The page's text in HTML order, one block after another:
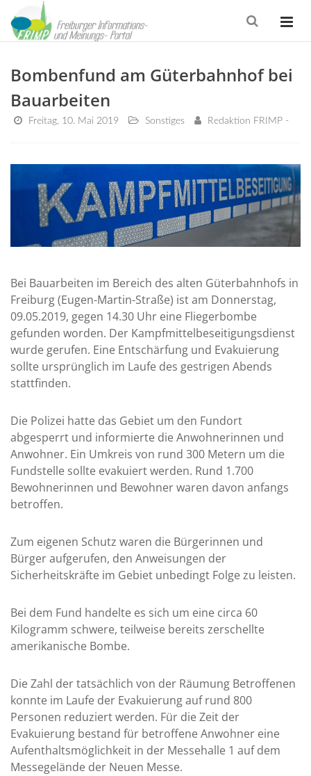
Bombenfund am Güterbahnhof bei
Bauarbeiten
Freitag, 10. Mai 2019 Sonstiges Redaktion FRIMP -
Bei Bauarbeiten im Bereich des alten Güterbahnhofs in
Freiburg (Eugen-Martin-Straße) ist am Donnerstag,
09.05.2019, gegen 14.30 Uhr eine Fliegerbombe
gefunden worden. Der Kampfmittelbeseitigungsdienst
wurde gerufen. Eine Entschärfung und Evakuierung
sollte ursprünglich im Laufe des gestrigen Abends
stattfinden.
Die Polizei hatte das Gebiet um den Fundort
abgesperrt und informierte die Anwohnerinnen und
Anwohner. Ein Umkreis von rund 300 Metern um die
Fundstelle sollte evakuiert werden. Rund 1.700
Bewohnerinnen und Bewohner waren davon anfangs
betroffen.
Zum eigenen Schutz waren die Bürgerinnen und
Bürger aufgerufen, den Anweisungen der
Sicherheitskräfte im Gebiet unbedingt Folge zu leisten.
Bei dem Fund handelte es sich um eine circa 60
Kilogramm schwere, teilweise bereits zerschellte
amerikanische Bombe.
Die Zahl der tatsächlich von der Räumung Betroffenen
konnte im Laufe der Evakuierung auf rund 800
Personen reduziert werden. Für die Zeit der
Evakuierung bestand für betroffene Anwohner eine
Aufenthaltsmöglichkeit in der Messehalle 1 auf dem
Messegelände der Neuen Messe.